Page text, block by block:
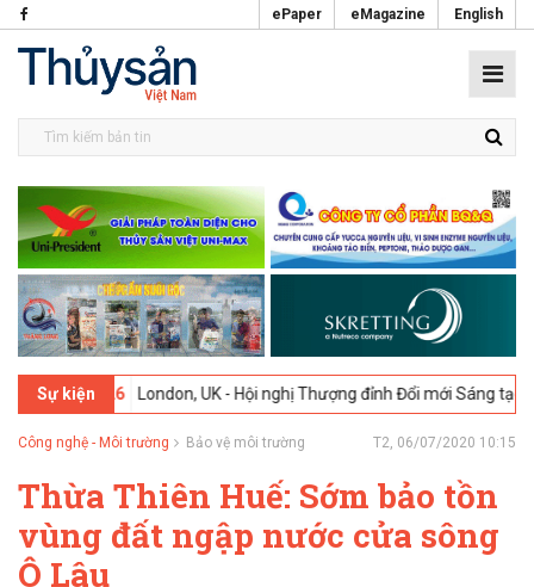
ePaper eMagazine English
Sự kiện
2026 London, UK - Hội nghị Thượng đỉnh Đổi mới Sáng tạo trong
Công nghệ - Môi trường Bảo vệ môi trường T2, 06/07/2020 10:15
Thừa Thiên Huế: Sớm bảo tồn
vùng đất ngập nước cửa sông
Ô Lâu